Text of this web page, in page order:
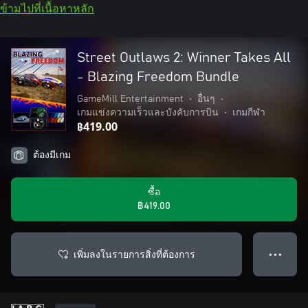
ข้ามไปที่เนื้อหาหลัก
Street Outlaws 2: Winner Takes All
- Blazing Freedom Bundle
GameMill Entertainment • อื่นๆ
•
เกมแข่งความเร็วและบังคับการบิน
• เกมกีฬา
฿419.00
ต้องมีเกม
ซื้อ
฿419.00
เพิ่มลงในรายการสิ่งที่ต้องการ ● ● ●